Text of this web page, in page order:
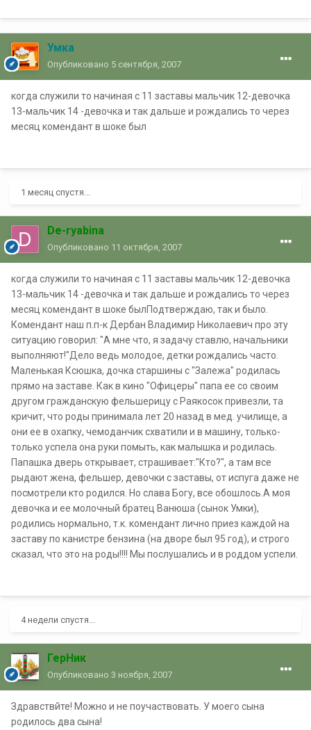
Умка
Опубликовано 5 сентября, 2007
когда служили то начиная с 11 заставы мальчик 12-девочка
13-мальчик 14 -девочка и так дальше и рождались то через
месяц комендант в шоке был
1 месяц спустя...
De-ryabina
Опубликовано 11 октября, 2007
когда служили то начиная с 11 заставы мальчик 12-девочка
13-мальчик 14 -девочка и так дальше и рождались то через
месяц комендант в шоке былПодтверждаю, так и было.
Комендант наш п.п-к Дербан Владимир Николаевич про эту
ситуацию говорил: "А мне что, я задачу ставлю, начальники
выполняют!"Дело ведь молодое, детки рождались часто.
Маленькая Ксюшка, дочка старшины с "Залежа" родилась
прямо на заставе. Как в кино "Офицеры" папа ее со своим
другом гражданскую фельшерицу с Раякосок привезли, та
кричит, что роды принимала лет 20 назад в мед. училище, а
они ее в охапку, чемоданчик схватили и в машину, только-
только успела она руки помыть, как малышка и родилась.
Папашка дверь открывает, страшивает:"Кто?", а там все
рыдают жена, фельшер, девочки с заставы, от испуга даже не
посмотрели кто родился. Но слава Богу, все обошлось.А моя
девочка и ее молочный братец Ванюша (сынок Умки),
родились нормально, т.к. комендант лично приез каждой на
заставу по канистре бензина (на дворе был 95 год), и строго
сказал, что это на роды!!!! Мы послушались и в роддом успели.
4 недели спустя...
ГерНик
Опубликовано 3 ноября, 2007
Здравствйте! Можно и не поучаствовать. У моего сына
родилось два сына!